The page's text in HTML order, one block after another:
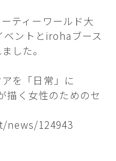
ティーワールド大
ベントとirohaブース
した。
を「日常」に
く女性のためのセ
news/124943